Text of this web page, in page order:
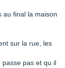
au final la maison
sur la rue, les
passe pas et qu il